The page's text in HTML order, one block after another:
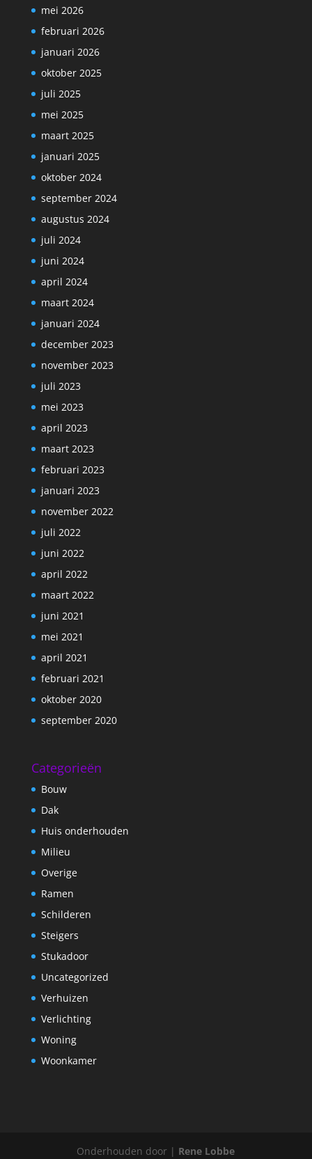
mei 2026
februari 2026
januari 2026
oktober 2025
juli 2025
mei 2025
maart 2025
januari 2025
oktober 2024
september 2024
augustus 2024
juli 2024
juni 2024
april 2024
maart 2024
januari 2024
december 2023
november 2023
juli 2023
mei 2023
april 2023
maart 2023
februari 2023
januari 2023
november 2022
juli 2022
juni 2022
april 2022
maart 2022
juni 2021
mei 2021
april 2021
februari 2021
oktober 2020
september 2020
Categorieën
Bouw
Dak
Huis onderhouden
Milieu
Overige
Ramen
Schilderen
Steigers
Stukadoor
Uncategorized
Verhuizen
Verlichting
Woning
Woonkamer
Onderhouden door | Rene Lobbe